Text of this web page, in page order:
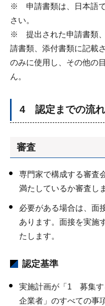
※ 申請書類は、日本語
さい。
※ 提出された申請書類、
請書類、添付書類に記載
のみに使用し、その他の
ん。
4 認定までの流
審査
専門家で構成する審査
満たしているか審査し
必要がある場合は、面
あります。面接を実施
たします。
認定基準
実施計画が「1 募集
企業者」のすべての事